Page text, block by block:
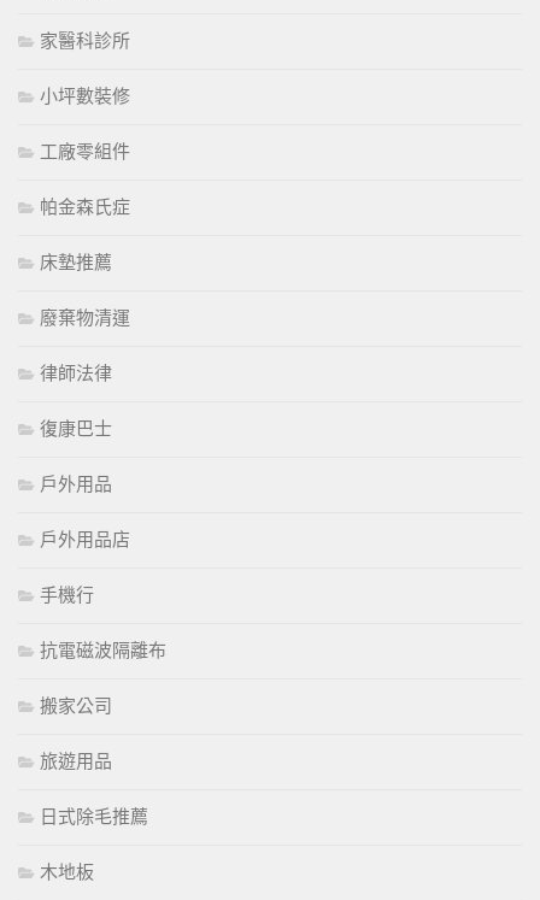
家醫科診所
小坪數裝修
工廠零組件
帕金森氏症
床墊推薦
廢棄物清運
律師法律
復康巴士
戶外用品
戶外用品店
手機行
抗電磁波隔離布
搬家公司
旅遊用品
日式除毛推薦
木地板